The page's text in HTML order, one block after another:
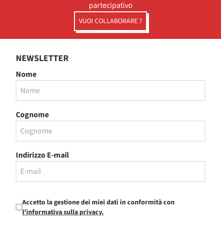
partecipativo
VUOI COLLABORARE ?
NEWSLETTER
Nome
Cognome
Indirizzo E-mail
Accetto la gestione dei miei dati in conformità con
l'informativa sulla privacy.